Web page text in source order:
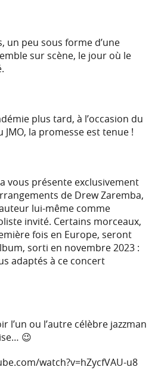
un peu sous forme d’une
sur scène, le jour où le
plus tard, à l’occasion du
la promesse est tenue !
vous présente exclusivement
de Drew Zaremba,
lui-même comme
invité. Certains morceaux,
fois en Europe, seront
sorti en novembre 2023 :
adaptés à ce concert
l’un ou l’autre célèbre jazzman
😉
watch?v=hZycfVAU-u8